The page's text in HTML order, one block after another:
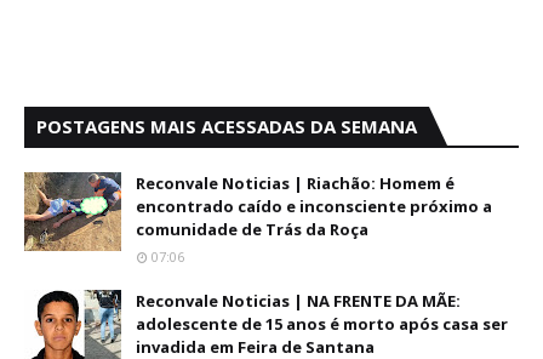
POSTAGENS MAIS ACESSADAS DA SEMANA
Reconvale Noticias | Riachão: Homem é
encontrado caído e inconsciente próximo a
comunidade de Trás da Roça
07:06
Reconvale Noticias | NA FRENTE DA MÃE:
adolescente de 15 anos é morto após casa ser
invadida em Feira de Santana